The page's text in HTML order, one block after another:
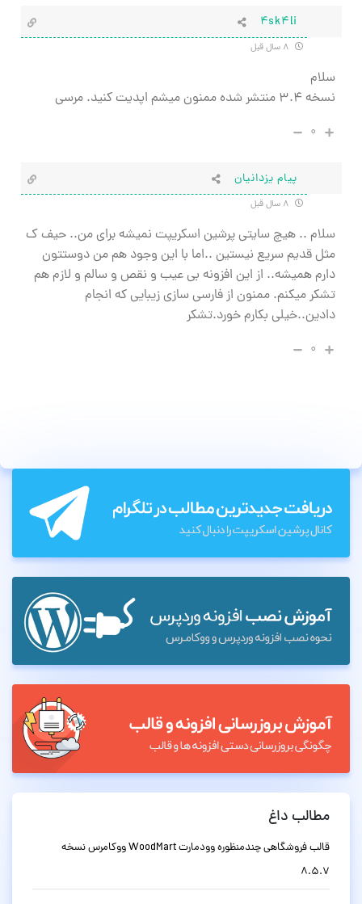
4sk4li
سلام
نسخه ۳.۴ منتشر شده ممنون میشم اپدیت کنید. مرسی
۰
پیام یزدانیان
سلام .. هیچ سایتی پرشین اسکریپت نمیشه برای من.. حیف ک
مثل قدیم سریع نیستین ..اما با این وجود هم من دوستتون
دارم همیشه.. از این افزونه بی عیب و نقص و سالم و لازم هم
تشکر میکنم. ممنون از فارسی سازی زیبایی که انجام
دادین..خیلی بکارم خورد.تشکر
۰
مطالب داغ
قالب فروشگاهی چندمنظوره وودمارت WoodMart ووکامرس نسخه
8.5.7